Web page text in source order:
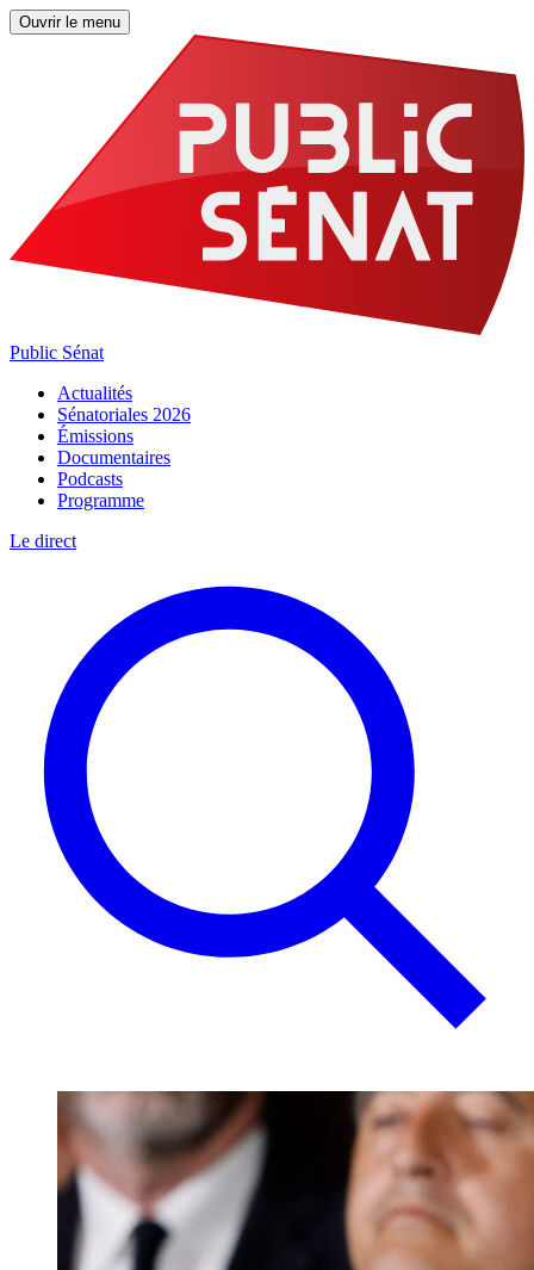
Ouvrir le menu
Public Sénat
Actualités
Sénatoriales 2026
Émissions
Documentaires
Podcasts
Programme
Le direct